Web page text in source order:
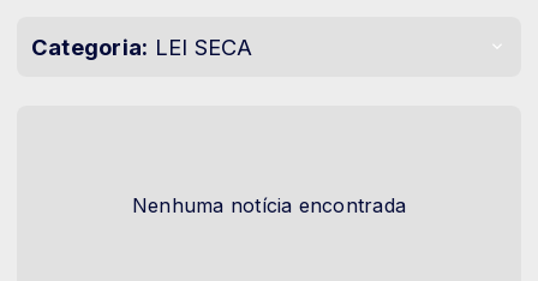
Categoria: LEI SECA
Nenhuma notícia encontrada